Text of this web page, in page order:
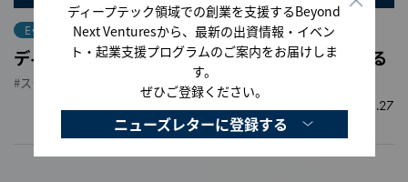
Event Report
ディープテックスタートアップの評価制度を考える
スタートアップ転職 ディープテックスタートアップ
2024.06.27
ディープテック領域での創業を支援するBeyond
Next Venturesから、最新の出資情報・イベン
ト・起業支援プログラムのご案内をお届けしま
す。
ぜひご登録ください。
ニューズレターに登録する